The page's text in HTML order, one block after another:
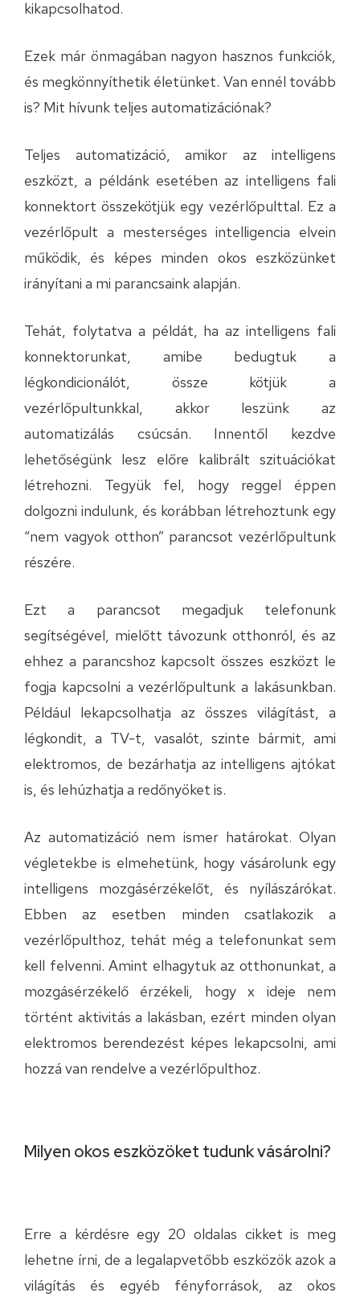
kikapcsolhatod.
Ezek már önmagában nagyon hasznos funkciók,
és megkönnyíthetik életünket. Van ennél tovább
is? Mit hívunk teljes automatizációnak?
Teljes automatizáció, amikor az intelligens
eszközt, a példánk esetében az intelligens fali
konnektort összekötjük egy vezérlőpulttal. Ez a
vezérlőpult a mesterséges intelligencia elvein
működik, és képes minden okos eszközünket
irányítani a mi parancsaink alapján.
Tehát, folytatva a példát, ha az intelligens fali
konnektorunkat, amibe bedugtuk a
légkondicionálót, össze kötjük a
vezérlőpultunkkal, akkor leszünk az
automatizálás csúcsán. Innentől kezdve
lehetőségünk lesz előre kalibrált szituációkat
létrehozni. Tegyük fel, hogy reggel éppen
dolgozni indulunk, és korábban létrehoztunk egy
“nem vagyok otthon” parancsot vezérlőpultunk
részére.
Ezt a parancsot megadjuk telefonunk
segítségével, mielőtt távozunk otthonról, és az
ehhez a parancshoz kapcsolt összes eszközt le
fogja kapcsolni a vezérlőpultunk a lakásunkban.
Például lekapcsolhatja az összes világítást, a
légkondit, a TV-t, vasalót, szinte bármit, ami
elektromos, de bezárhatja az intelligens ajtókat
is, és lehúzhatja a redőnyöket is.
Az automatizáció nem ismer határokat. Olyan
végletekbe is elmehetünk, hogy vásárolunk egy
intelligens mozgásérzékelőt, és nyílászárókat.
Ebben az esetben minden csatlakozik a
vezérlőpulthoz, tehát még a telefonunkat sem
kell felvenni. Amint elhagytuk az otthonunkat, a
mozgásérzékelő érzékeli, hogy x ideje nem
történt aktivitás a lakásban, ezért minden olyan
elektromos berendezést képes lekapcsolni, ami
hozzá van rendelve a vezérlőpulthoz.
Milyen okos eszközöket tudunk vásárolni?
Erre a kérdésre egy 20 oldalas cikket is meg
lehetne írni, de a legalapvetőbb eszközök azok a
világítás és egyéb fényforrások, az okos